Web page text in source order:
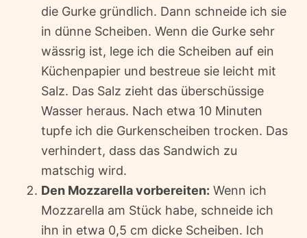
die Gurke gründlich. Dann schneide ich sie
in dünne Scheiben. Wenn die Gurke sehr
wässrig ist, lege ich die Scheiben auf ein
Küchenpapier und bestreue sie leicht mit
Salz. Das Salz zieht das überschüssige
Wasser heraus. Nach etwa 10 Minuten
tupfe ich die Gurkenscheiben trocken. Das
verhindert, dass das Sandwich zu
matschig wird.
Den Mozzarella vorbereiten: Wenn ich
Mozzarella am Stück habe, schneide ich
ihn in etwa 0,5 cm dicke Scheiben. Ich